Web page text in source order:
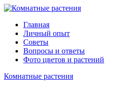
Главная
Личный опыт
Советы
Вопросы и ответы
Фото цветов и растений
Комнатные растения